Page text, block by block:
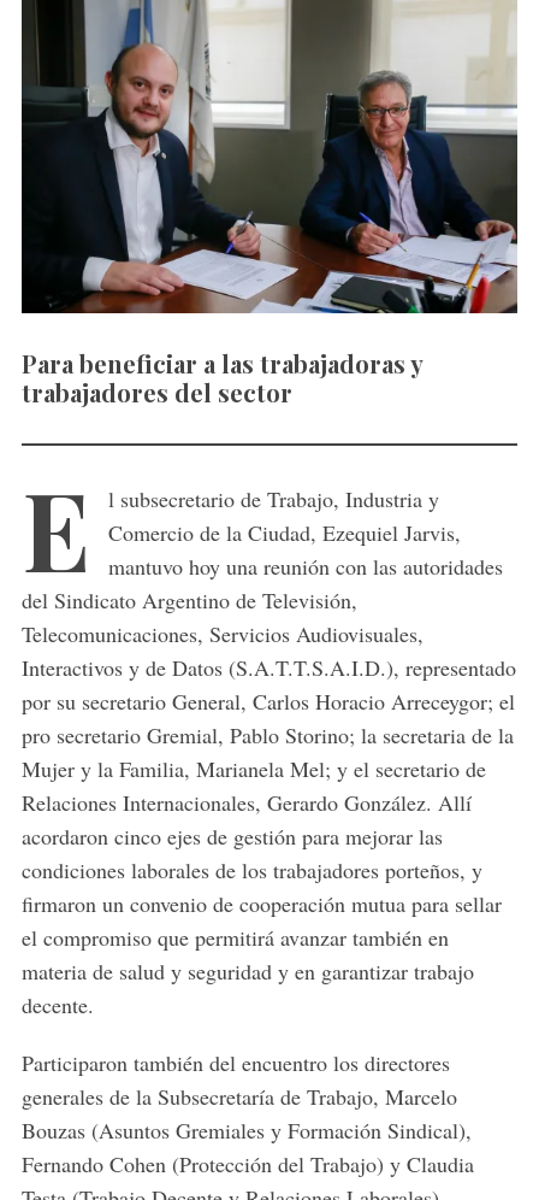
Para beneficiar a las trabajadoras y
trabajadores del sector
E
l subsecretario de Trabajo, Industria y
Comercio de la Ciudad, Ezequiel Jarvis,
mantuvo hoy una reunión con las autoridades
del Sindicato Argentino de Televisión,
Telecomunicaciones, Servicios Audiovisuales,
Interactivos y de Datos (S.A.T.T.S.A.I.D.), representado
por su secretario General, Carlos Horacio Arreceygor; el
pro secretario Gremial, Pablo Storino; la secretaria de la
Mujer y la Familia, Marianela Mel; y el secretario de
Relaciones Internacionales, Gerardo González. Allí
acordaron cinco ejes de gestión para mejorar las
condiciones laborales de los trabajadores porteños, y
firmaron un convenio de cooperación mutua para sellar
el compromiso que permitirá avanzar también en
materia de salud y seguridad y en garantizar trabajo
decente.
Participaron también del encuentro los directores
generales de la Subsecretaría de Trabajo, Marcelo
Bouzas (Asuntos Gremiales y Formación Sindical),
Fernando Cohen (Protección del Trabajo) y Claudia